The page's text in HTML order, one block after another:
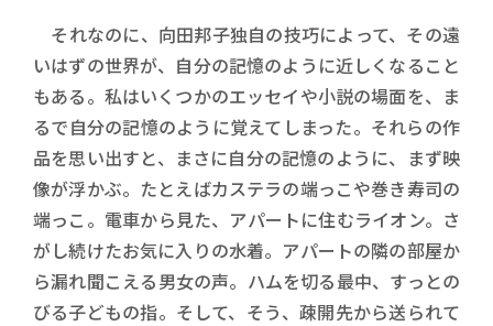
それなのに、向田邦子独自の技巧によって、その遠
いはずの世界が、自分の記憶のように近しくなること
もある。私はいくつかのエッセイや小説の場面を、ま
るで自分の記憶のように覚えてしまった。それらの作
品を思い出すと、まさに自分の記憶のように、まず映
像が浮かぶ。たとえばカステラの端っこや巻き寿司の
端っこ。電車から見た、アパートに住むライオン。さ
がし続けたお気に入りの水着。アパートの隣の部屋か
ら漏れ聞こえる男女の声。ハムを切る最中、すっとの
びる子どもの指。そして、そう、疎開先から送られて